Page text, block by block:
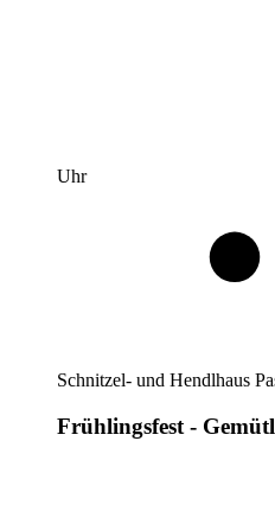
Uhr
Schnitzel- und Hendlhaus
Frühlingsfest -